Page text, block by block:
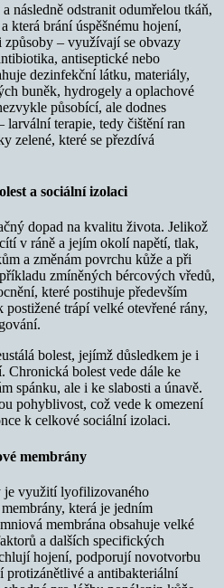
následně odstranit odumřelou tkáň,
která brání úspěšnému hojení,
způsoby – využívají se obvazy
antiseptické nebo
dezinfekční látku, materiály,
buněk, hydrogely a oplachové
působící, ale dodnes
larvální terapie, tedy čištění ran
zelené, které se přezdívá
a sociální izolaci
dopad na kvalitu života. Jelikož
v ráně a jejím okolí napětí, tlak,
a změnám povrchu kůže a při
zmíněných bércových vředů,
které postihuje především
postižené trápí velké otevřené rány,
bolest, jejímž důsledkem je i
Chronická bolest vede dále ke
spánku, ale i ke slabosti a únavě.
pohyblivost, což vede k omezení
k celkové sociální izolaci.
membrány
je využití lyofilizovaného
která je jedním
membrána obsahuje velké
a dalších specifických
hojení, podporují novotvorbu
a antibakteriální